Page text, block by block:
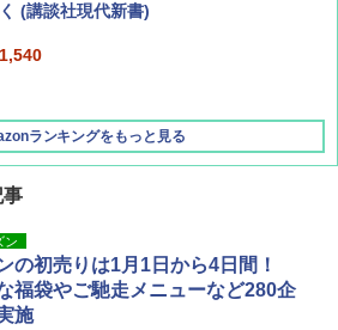
ボーイング110周年を祝して！
(講談社現代新書)
ランキングをもっと見る
ンパーズコレクション 山善] ポップアッ
ント 傘みたいに広げて畳める パッとサ
サンシェード キューブ フルクローズ メ
ュ 簡単設置 ワンタッチテント キャンプ
イキング カーキ PATC-150(KH)
バンドック)ソロ ドーム 1 EX BDK
カーキ ソロキャンプ ポリエステル フ
ム テント
事
ン
の初売りは1月1日から4日間！
福袋やご馳走メニューなど280企
施